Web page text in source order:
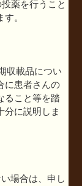
薬を行うこと
。
収載品につい
に患者さんの
ること等を踏
分に説明しま
場合は、申し